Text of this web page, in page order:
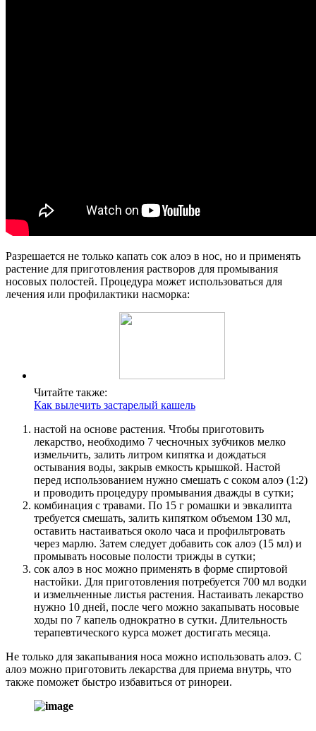
Разрешается не только капать сок алоэ в нос, но и применять
растение для приготовления растворов для промывания
носовых полостей. Процедура может использоваться для
лечения или профилактики насморка:
Читайте также:
Как вылечить застарелый кашель
настой на основе растения. Чтобы приготовить
лекарство, необходимо 7 чесночных зубчиков мелко
измельчить, залить литром кипятка и дождаться
остывания воды, закрыв емкость крышкой. Настой
перед использованием нужно смешать с соком алоэ (1:2)
и проводить процедуру промывания дважды в сутки;
комбинация с травами. По 15 г ромашки и эвкалипта
требуется смешать, залить кипятком объемом 130 мл,
оставить настаиваться около часа и профильтровать
через марлю. Затем следует добавить сок алоэ (15 мл) и
промывать носовые полости трижды в сутки;
сок алоэ в нос можно применять в форме спиртовой
настойки. Для приготовления потребуется 700 мл водки
и измельченные листья растения. Настаивать лекарство
нужно 10 дней, после чего можно закапывать носовые
ходы по 7 капель однократно в сутки. Длительность
терапевтического курса может достигать месяца.
Не только для закапывания носа можно использовать алоэ. С
алоэ можно приготовить лекарства для приема внутрь, что
также поможет быстро избавиться от ринореи.